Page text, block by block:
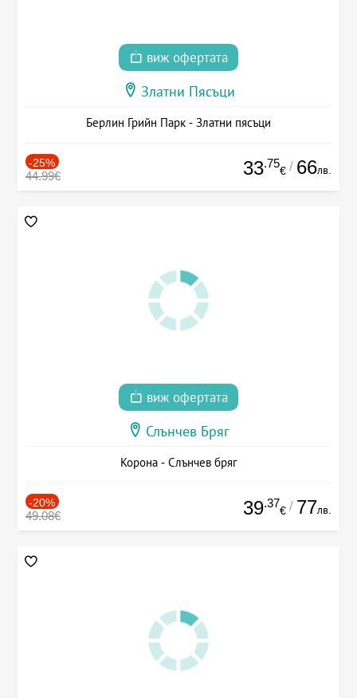
виж офертата
Златни Пясъци
Берлин Грийн Парк - Златни пясъци
-25%
44.99€ 33.75
€ / 66лв.
виж офертата
Слънчев Бряг
Корона - Слънчев бряг
-20%
49.08€ 39.37
€ / 77лв.